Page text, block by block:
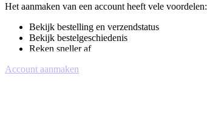
Het aanmaken van een account heeft vele voordelen:
Bekijk bestelling en verzendstatus
Bekijk bestelgeschiedenis
Reken sneller af
Account aanmaken